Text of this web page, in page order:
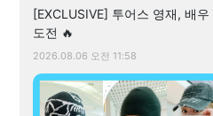
[EXCLUSIVE] 투어스 영재, 배
도전 🔥
2026.08.06 오전 11:58